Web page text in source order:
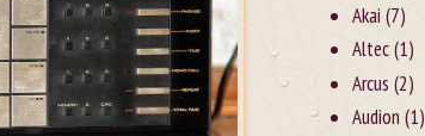
Akai (7)
Altec(1)
Arcus (2)
Audion (1)